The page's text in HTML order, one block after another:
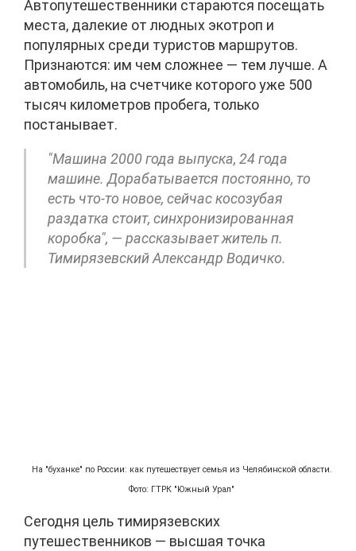
Автопутешественники стараются посещать
места, далекие от людных экотроп и
популярных среди туристов маршрутов.
Признаются: им чем сложнее — тем лучше. А
автомобиль, на счетчике которого уже 500
тысяч километров пробега, только
постанывает.
"Машина 2000 года выпуска, 24 года
машине. Дорабатывается постоянно, то
есть что-то новое, сейчас косозубая
раздатка стоит, синхронизированная
коробка", — рассказывает житель п.
Тимирязевский Александр Водичко.
На "буханке" по России: как путешествует семья из Челябинской области.
Фото: ГТРК "Южный Урал"
Сегодня цель тимирязевских
путешественников — высшая точка